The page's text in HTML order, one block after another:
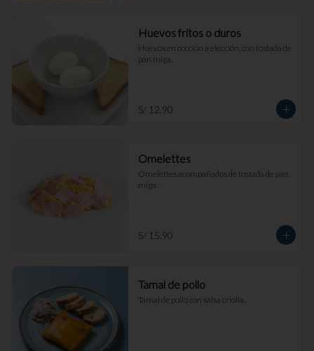
Huevos fritos o duros
Huevos en cocción a elección, con tostada de
pan miga.
S/ 12.90
Omelettes
Omelettes acompañados de tostada de pan
miga.
S/ 15.90
Tamal de pollo
Tamal de pollo con salsa criolla.